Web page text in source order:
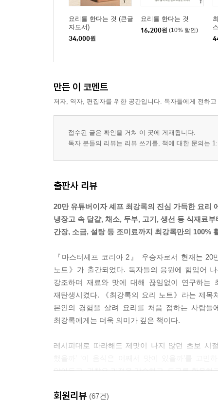
10 맛이라는 기억
요리를 한다는 것
3 구이
7 밑손질
9 그릇과 도구들
11 나의 요리
식당을 한다는 것
1 출근
3 재료 밑손질
4 점심 식사와 오후 시간
5 손님 맞기
6 메뉴
7 영업 시간
8 마감
10 식당 네오
요리를 한다는 것 (큰글
자도서)
34,000원
요리를 한다는 것
16,200원 (10% 할인)
만든 이 코멘트
저자, 역자, 편집자를 위한 공간입니다. 독자들에게 전하
접수된 글은 확인을 거쳐 이 곳에 게재됩니다.
독자 분들의 리뷰는 리뷰 쓰기를, 책에 대한 문의는
출판사 리뷰
20만 유튜버이자 셰프 최강록의 진심 가득한 요리
냉장고 속 달걀, 채소, 두부, 고기, 생선 등 식재료부
간장, 소금, 설탕 등 조미료까지 최강록만의 100%
『마스터셰프 코리아 2』 우승자로서 현재는
노트》가 출간되었다. 독자들의 응원에 힘입어
강조하며 재료와 맛에 대해 끊임없이 연구하는
재탄생시켰다. 《최강록의 요리 노트》라는 제목
본인의 경험을 살려 요리를 처음 접하는 사람
최강록에게는 더욱 의미가 깊은 책이다.
레시피대로 따라해도 제맛이 나지 않던 초보 시
알아두고, 귀찮은 과정을 감수하고, 도구를 활용
달걀은 몇 분 삶아야 하는지, 채소를 아삭하게
회원리뷰 (67건)